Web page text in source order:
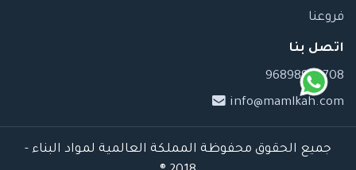
فروعنا
اتصل بنا
96898989708
info@mamlkah.com
جميع الحقوق محفوظة المملكة العالمية لمواد البناء -